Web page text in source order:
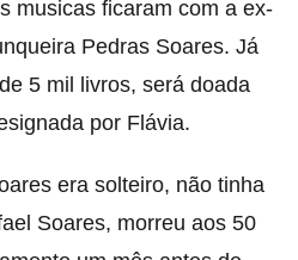
musicas ficaram com a ex-
Pedras Soares. Já
5 mil livros, será doada
por Flávia.
era solteiro, não tinha
Soares, morreu aos 50